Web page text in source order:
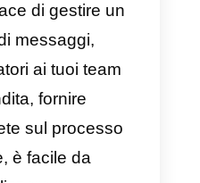
un acquisto.
del progresso
molte aziende
i